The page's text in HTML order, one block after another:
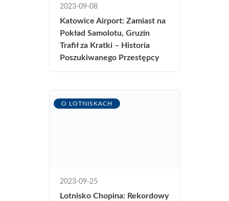
2023-09-08
Katowice Airport: Zamiast na
Pokład Samolotu, Gruzin
Trafił za Kratki – Historia
Poszukiwanego Przestępcy
O LOTNISKACH
2023-09-25
Lotnisko Chopina: Rekordowy